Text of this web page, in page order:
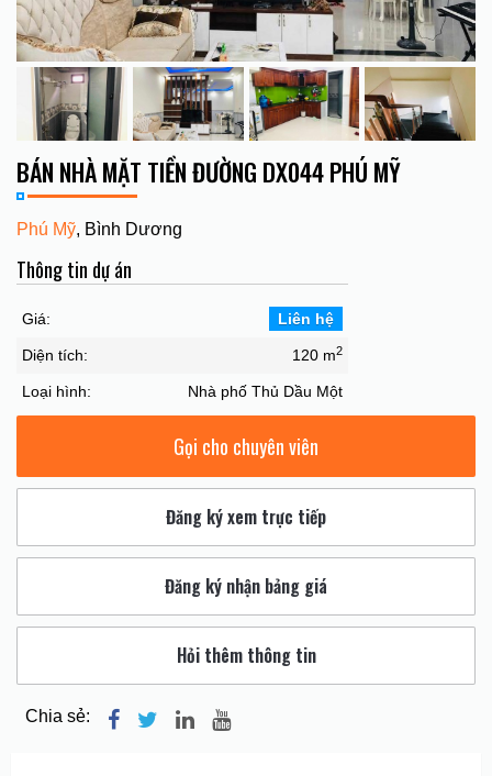
BÁN NHÀ MẶT TIỀN ĐƯỜNG DX044 PHÚ MỸ
Phú Mỹ, Bình Dương
Thông tin dự án
Giá: Liên hệ
Diện tích: 120 m2
Loại hình: Nhà phố Thủ Dầu Một
Gọi cho chuyên viên
Đăng ký xem trực tiếp
Đăng ký nhận bảng giá
Hỏi thêm thông tin
Chia sẻ: